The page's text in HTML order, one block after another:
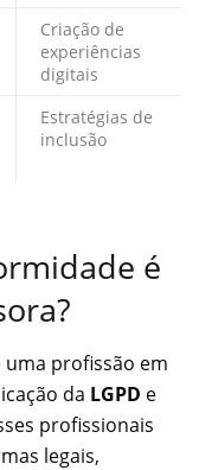
Criação de
experiências
digitais
Estratégias de
inclusão
é
uma profissão em
da LGPD e
profissionais
legais,